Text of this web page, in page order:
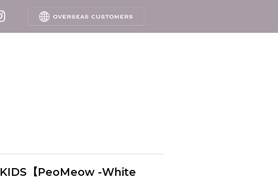
KIDS【PeoMeow -White